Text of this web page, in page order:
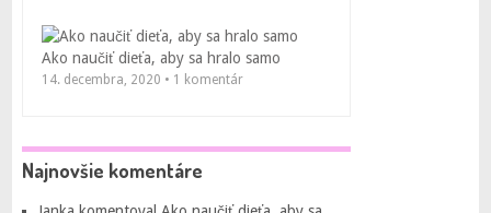
Ako naučiť dieťa, aby sa hralo samo
14. decembra, 2020 • 1 komentár
Najnovšie komentáre